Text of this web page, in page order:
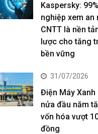
Kaspersky:
nghiệp xem an
CNTT là nền
lược cho tăng
bền vững
31/07/2026
Điện Máy Xanh
nửa đầu năm
vốn hóa vượt
đồng